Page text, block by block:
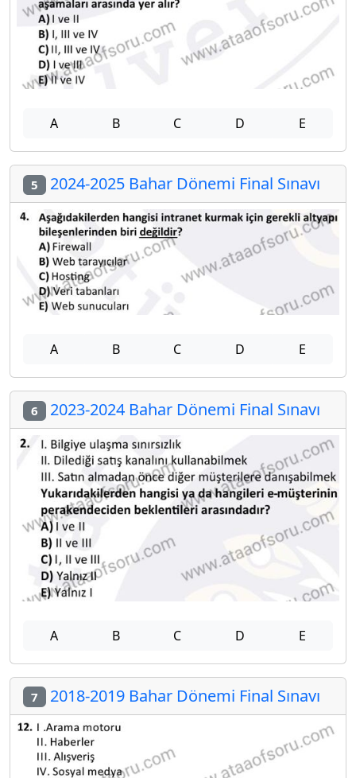
A B C D E
5 2024-2025 Bahar Dönemi Final Sınavı
A B C D E
6 2023-2024 Bahar Dönemi Final Sınavı
A B C D E
7 2018-2019 Bahar Dönemi Final Sınavı